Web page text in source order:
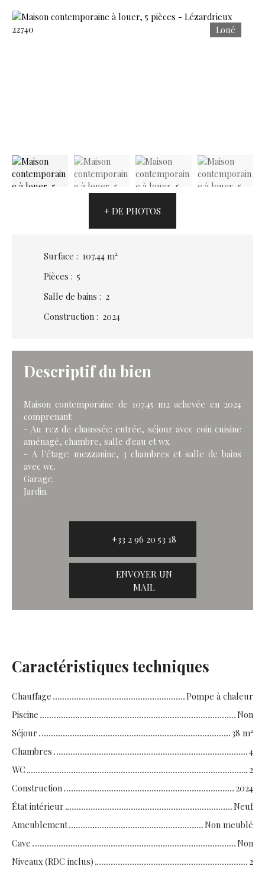
Loué
+ DE PHOTOS
Surface : 107.44 m²
Pièces : 5
Salle de bains : 2
Construction : 2024
Descriptif du bien
Maison contemporaine de 107.45 m2 achevée en 2024
comprenant:
- Au rez de chaussée: entrée, séjour avec coin cuisine
aménagé, chambre, salle d'eau et wx.
- A l'étage: mezzanine, 3 chambres et salle de bains
avec wc.
Garage.
Jardin.
+33 2 96 20 53 18
ENVOYER UN
MAIL
Caractéristiques techniques
Chauffage
Pompe à chaleur
Piscine
Non
Séjour
38 m²
Chambres
4
WC
2
Construction
2024
État intérieur
Neuf
Ameublement
Non meublé
Cave
Non
Niveaux (RDC inclus)
2